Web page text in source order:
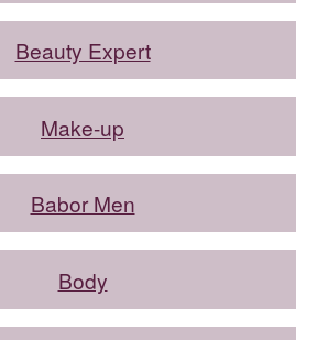
Beauty Expert
Make-up
Babor Men
Body